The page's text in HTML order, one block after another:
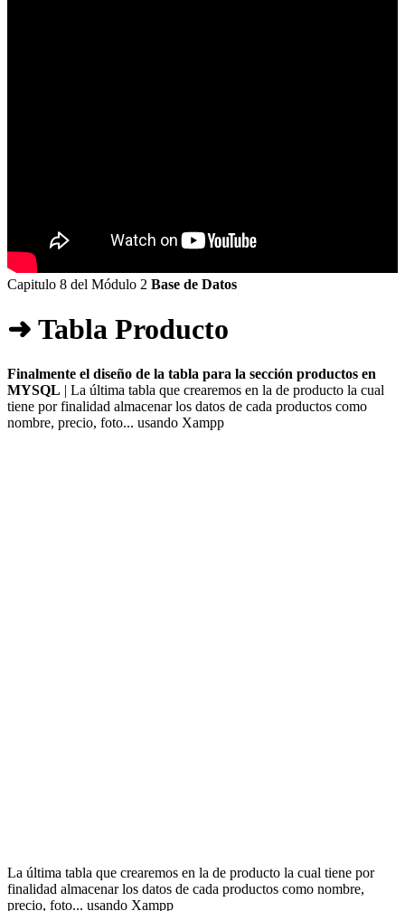
Capitulo 8 del Módulo 2 Base de Datos
➜ Tabla Producto
Finalmente el diseño de la tabla para la sección productos en
MYSQL | La última tabla que crearemos en la de producto la cual
tiene por finalidad almacenar los datos de cada productos como
nombre, precio, foto... usando Xampp
La última tabla que crearemos en la de producto la cual tiene por
finalidad almacenar los datos de cada productos como nombre,
precio, foto... usando Xampp